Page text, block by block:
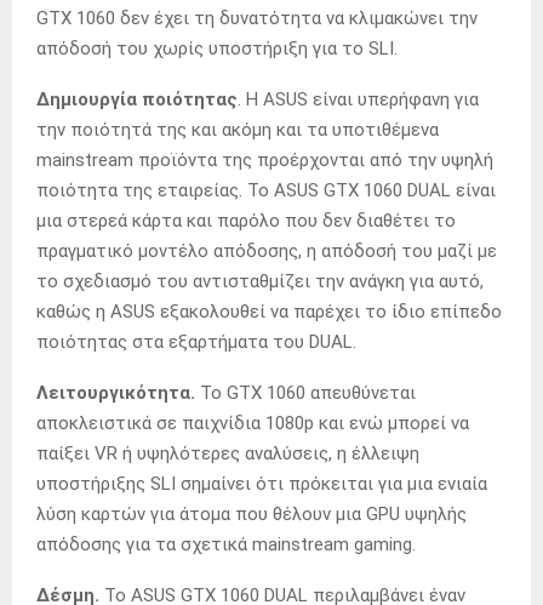
GTX 1060 δεν έχει τη δυνατότητα να κλιμακώνει την
απόδοσή του χωρίς υποστήριξη για το SLI.
Δημιουργία ποιότητας . Η ASUS είναι υπερήφανη για
την ποιότητά της και ακόμη και τα υποτιθέμενα
mainstream προϊόντα της προέρχονται από την υψηλή
ποιότητα της εταιρείας. Το ASUS GTX 1060 DUAL είναι
μια στερεά κάρτα και παρόλο που δεν διαθέτει το
πραγματικό μοντέλο απόδοσης, η απόδοσή του μαζί με
το σχεδιασμό του αντισταθμίζει την ανάγκη για αυτό,
καθώς η ASUS εξακολουθεί να παρέχει το ίδιο επίπεδο
ποιότητας στα εξαρτήματα του DUAL.
Λειτουργικότητα. Το GTX 1060 απευθύνεται
αποκλειστικά σε παιχνίδια 1080p και ενώ μπορεί να
παίξει VR ή υψηλότερες αναλύσεις, η έλλειψη
υποστήριξης SLI σημαίνει ότι πρόκειται για μια ενιαία
λύση καρτών για άτομα που θέλουν μια GPU υψηλής
απόδοσης για τα σχετικά mainstream gaming.
Δέσμη. Το ASUS GTX 1060 DUAL περιλαμβάνει έναν